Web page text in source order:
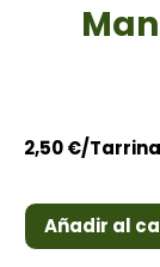
2,50€/
Añadir al